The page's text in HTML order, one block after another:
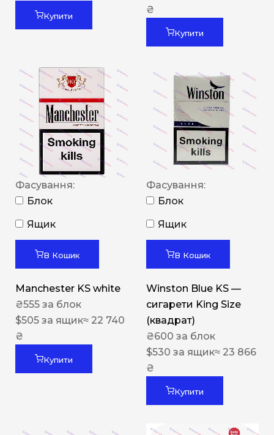
Купити
₴
Купити
Фасування:
Блок
Ящик
В Кошик
Manchester KS white
₴555 за блок
$505 за ящик≈ 22 740
₴
Купити
Фасування:
Блок
Ящик
В Кошик
Winston Blue KS —
сигарети King Size
(квадрат)
₴600 за блок
$530 за ящик≈ 23 866
₴
Купити